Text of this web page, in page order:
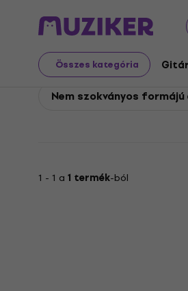
Összes kategória Gitár
Schecter Gitár
Schecter
Nem szokványos
1 - 1 a 1 termék-ból